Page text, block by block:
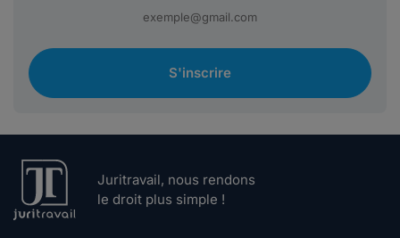
S'inscrire
Juritravail, nous rendons
le droit plus simple !